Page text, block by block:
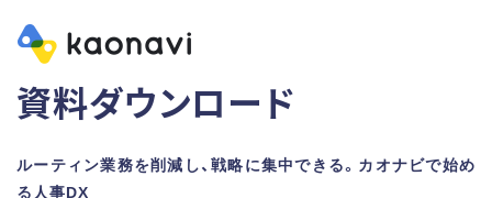
資料ダウンロード
ルーティン業務を削減し、戦略に集中できる。カオナビで始め
る人事DX